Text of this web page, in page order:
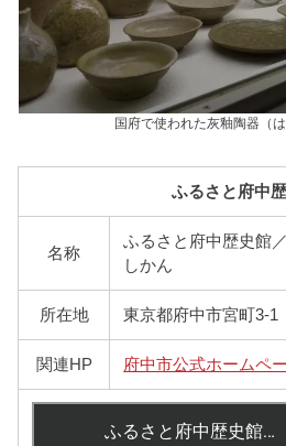
国府で使われた灰釉陶器（は
ふるさと府中
名称
ふるさと府中歴史館
しかん
所在地 東京都府中市宮町3-1
関連HP 府中市公式ホームペ